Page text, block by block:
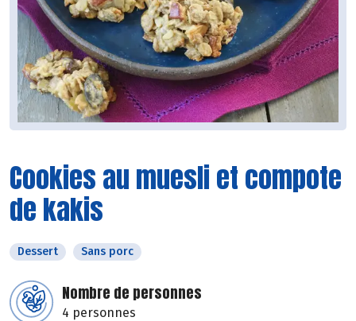
Cookies au muesli et compote
de kakis
Dessert Sans porc
Nombre de personnes
4 personnes